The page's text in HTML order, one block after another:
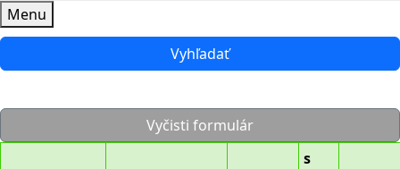
Menu
Vyhľadať
Vyčisti formulár
s